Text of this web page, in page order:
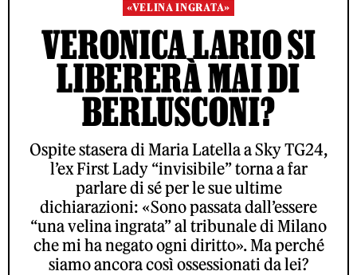
«VELINA INGRATA»
VERONICA LARIO SI
LIBERERÀ MAI DI
BERLUSCONI?
Ospite stasera di Maria Latella a Sky TG24,
l’ex First Lady “invisibile” torna a far
parlare di sé per le sue ultime
dichiarazioni: «Sono passata dall’essere
“una velina ingrata” al tribunale di Milano
che mi ha negato ogni diritto». Ma perché
siamo ancora così ossessionati da lei?